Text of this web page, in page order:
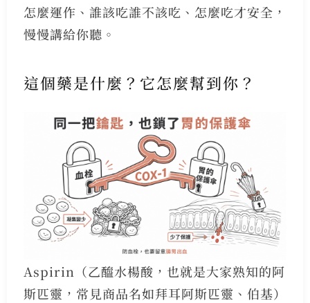
怎麼運作、誰該吃誰不該吃、怎麼吃才安全，
慢慢講給你聽。
這個藥是什麼？它怎麼幫到你？
Aspirin（乙醯水楊酸，也就是大家熟知的阿
斯匹靈，常見商品名如拜耳阿斯匹靈、伯基）